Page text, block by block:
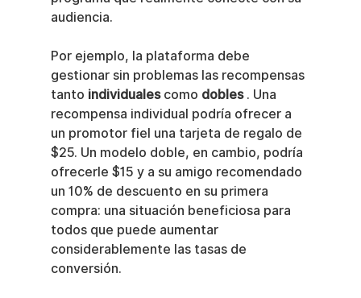
audiencia.
Por ejemplo, la plataforma debe
gestionar sin problemas las recompensas
tanto individuales como dobles . Una
recompensa individual podría ofrecer a
un promotor fiel una tarjeta de regalo de
$25. Un modelo doble, en cambio, podría
ofrecerle $15 y a su amigo recomendado
un 10% de descuento en su primera
compra: una situación beneficiosa para
todos que puede aumentar
considerablemente las tasas de
conversión.